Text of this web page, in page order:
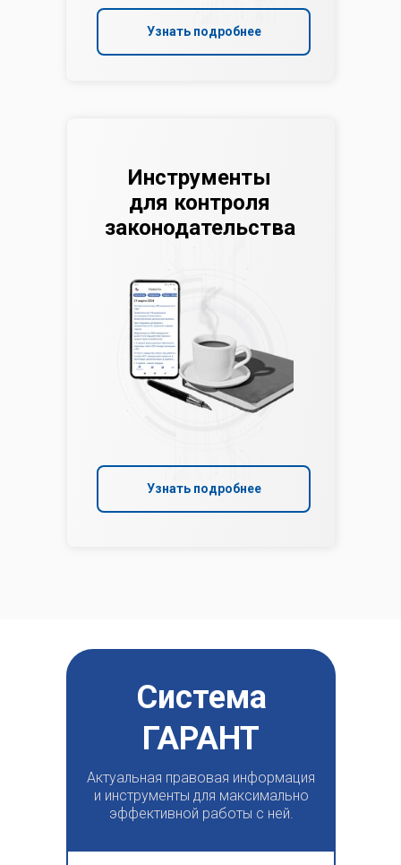
Узнать подробнее
Инструменты
для контроля
законодательства
Узнать подробнее
Система
ГАРАНТ
Актуальная правовая информация
и инструменты для максимально
эффективной работы с ней.